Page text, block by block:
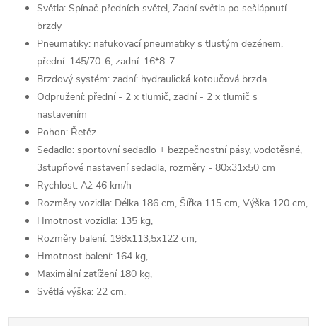
Světla: Spínač předních světel, Zadní světla po sešlápnutí
brzdy
Pneumatiky: nafukovací pneumatiky s tlustým dezénem,
přední: 145/70-6, zadní: 16*8-7
Brzdový systém: zadní: hydraulická kotoučová brzda
Odpružení: přední - 2 x tlumič, zadní - 2 x tlumič s
nastavením
Pohon: Řetěz
Sedadlo: sportovní sedadlo + bezpečnostní pásy, vodotěsné,
3stupňové nastavení sedadla, rozměry - 80x31x50 cm
Rychlost: Až 46 km/h
Rozměry vozidla: Délka 186 cm, Šířka 115 cm, Výška 120 cm,
Hmotnost vozidla: 135 kg,
Rozměry balení: 198x113,5x122 cm,
Hmotnost balení: 164 kg,
Maximální zatížení 180 kg,
Světlá výška: 22 cm.